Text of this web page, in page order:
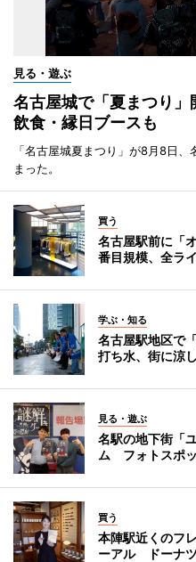
見る・遊ぶ
名古屋城で「夏まつり
飲食・縁日ブースも
「名古屋城夏まつり」が8月8日
まった。
買う
名古屋駅前に「
番目規模、全ラ
学ぶ・知る
名古屋駅地区で
打ち水、街に涼
見る・遊ぶ
名駅の地下街「
ム フォトスポ
買う
本陣駅近くのフ
ーアル ドーナ